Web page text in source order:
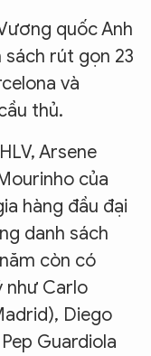
quốc Anh
rút gọn 23
và
thủ.
Arsene
của
hàng đầu đại
danh sách
còn có
như Carlo
Diego
Guardiola